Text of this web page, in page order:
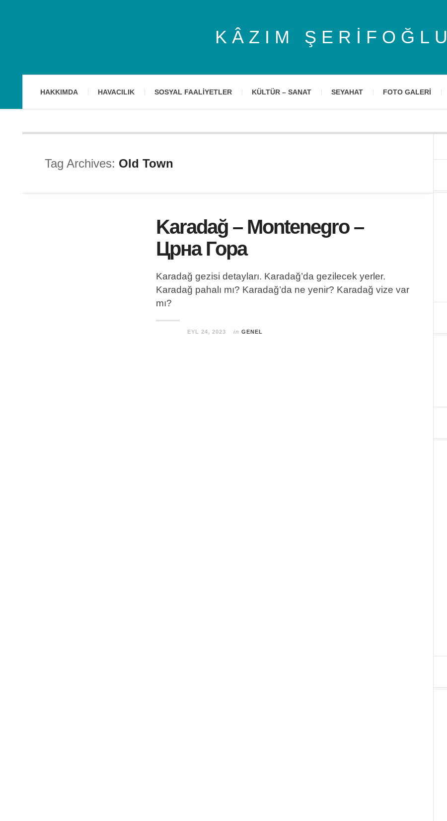
KÂZIM ŞERIFOĞLU
HAKKIMDA HAVACILIK SOSYAL FAALIYETLER KÜLTÜR – SANAT SEYAHAT FOTO GALERI
Tag Archives: Old Town
Karadağ – Montenegro –
Црна Гора
Karadağ gezisi detayları. Karadağ’da gezilecek yerler.
Karadağ pahalı mı? Karadağ’da ne yenir? Karadağ vize var
mı?
EYL 24, 2023 in GENEL